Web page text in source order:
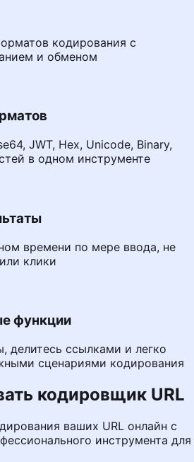
кодирования с
и обменом
JWT, Hex, Unicode, Binary,
в одном инструменте
времени по мере ввода, не
клики
функции
делитесь ссылками и легко
сценариями кодирования
кодировщик URL
ваших URL онлайн с
инструмента для